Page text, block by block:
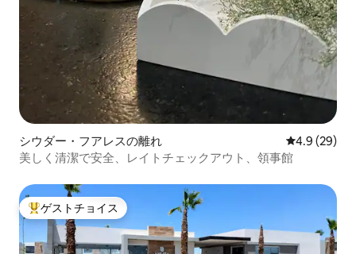
シウダー・フアレスの離れ レビュー29
4.9 (29)
美しく清潔で安全、レイトチェックアウト、領事館
大好評のゲストチョイスです。
ゲストチョイス